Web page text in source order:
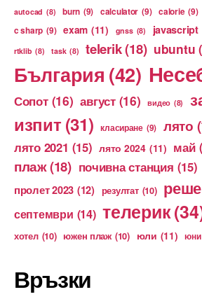
autocad (8) burn (9) calculator (9) calorie (9)
c sharp (9) exam (11) gnss (8) javascript
rtklib (8) task (8) telerik(18) ubuntu
България (42)
Сопот (16) август (16) видео (8)
изпит (31) класиране (9) лято
лято 2021 (15) лято 2024 (11) май
плаж(18) почивна станция (15)
пролет 2023 (12) резултат (10)
септември (14) телерик
хотел (10) южен плаж (10) юли (11) юни
Връзки